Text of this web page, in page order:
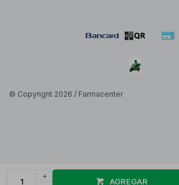
+
AGREGAR
© Copyright 2026 / Farmacenter